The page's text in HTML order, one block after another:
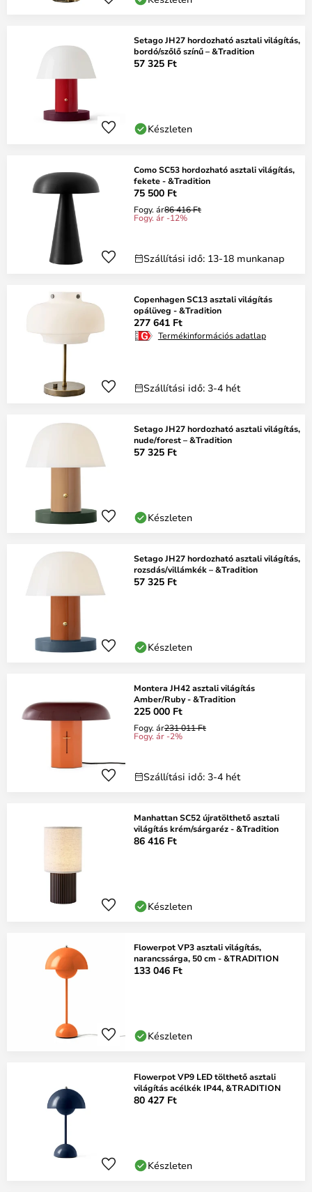
Setago JH27 hordozható asztali világítás,
bordó/szőlő színű – &Tradition
57 325 Ft
Készleten
Como SC53 hordozható asztali világítás,
fekete - &Tradition
75 500 Ft
Fogy. ár86 416 Ft
Fogy. ár -12%
Szállítási idő: 13-18 munkanap
Copenhagen SC13 asztali világítás
opálüveg - &Tradition
277 641 Ft
Termékinformációs adatlap
Szállítási idő: 3-4 hét
Setago JH27 hordozható asztali világítás,
nude/forest – &Tradition
57 325 Ft
Készleten
Setago JH27 hordozható asztali világítás,
rozsdás/villámkék – &Tradition
57 325 Ft
Készleten
Montera JH42 asztali világítás
Amber/Ruby - &Tradition
225 000 Ft
Fogy. ár231 011 Ft
Fogy. ár -2%
Szállítási idő: 3-4 hét
Manhattan SC52 újratölthető asztali
világítás krém/sárgaréz - &Tradition
86 416 Ft
Készleten
Flowerpot VP3 asztali világítás,
narancssárga, 50 cm - &TRADITION
133 046 Ft
Készleten
Flowerpot VP9 LED tölthető asztali
világítás acélkék IP44, &TRADITION
80 427 Ft
Készleten